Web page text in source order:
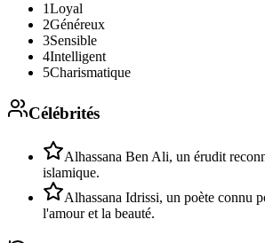
1Loyal
2Généreux
3Sensible
4Intelligent
5Charismatique
Célébrités
Alhassana Ben Ali, un érudit
islamique.
Alhassana Idrissi, un poète connu
l'amour et la beauté.